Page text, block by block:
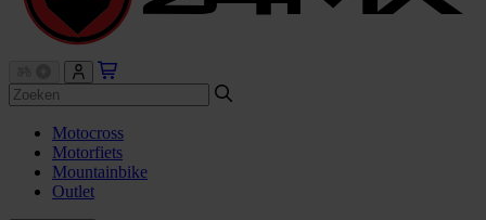
Motocross
Motorfiets
Mountainbike
Outlet